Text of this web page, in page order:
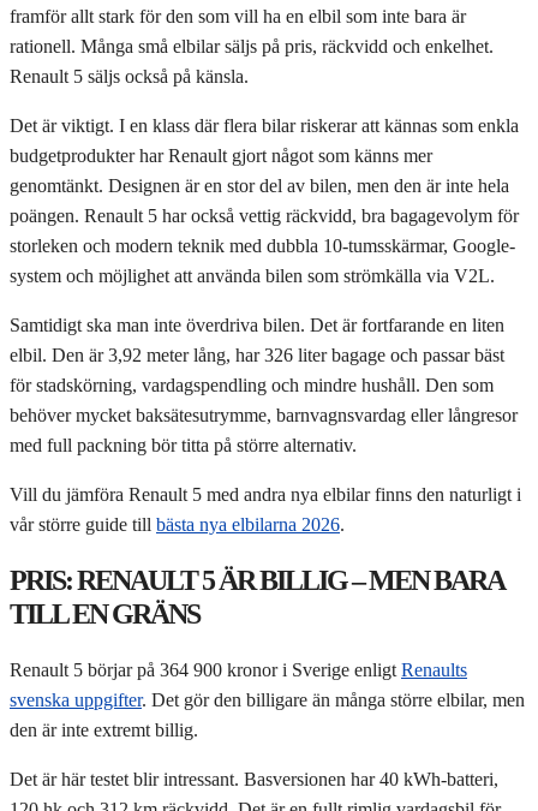
framför allt stark för den som vill ha en elbil som inte bara är
rationell. Många små elbilar säljs på pris, räckvidd och enkelhet.
Renault 5 säljs också på känsla.
Det är viktigt. I en klass där flera bilar riskerar att kännas som enkla
budgetprodukter har Renault gjort något som känns mer
genomtänkt. Designen är en stor del av bilen, men den är inte hela
poängen. Renault 5 har också vettig räckvidd, bra bagagevolym för
storleken och modern teknik med dubbla 10-tumsskärmar, Google-
system och möjlighet att använda bilen som strömkälla via V2L.
Samtidigt ska man inte överdriva bilen. Det är fortfarande en liten
elbil. Den är 3,92 meter lång, har 326 liter bagage och passar bäst
för stadskörning, vardagspendling och mindre hushåll. Den som
behöver mycket baksätesutrymme, barnvagnsvardag eller långresor
med full packning bör titta på större alternativ.
Vill du jämföra Renault 5 med andra nya elbilar finns den naturligt i
vår större guide till bästa nya elbilarna 2026.
PRIS: RENAULT 5 ÄR BILLIG – MEN BARA
TILL EN GRÄNS
Renault 5 börjar på 364 900 kronor i Sverige enligt Renaults
svenska uppgifter. Det gör den billigare än många större elbilar, men
den är inte extremt billig.
Det är här testet blir intressant. Basversionen har 40 kWh-batteri,